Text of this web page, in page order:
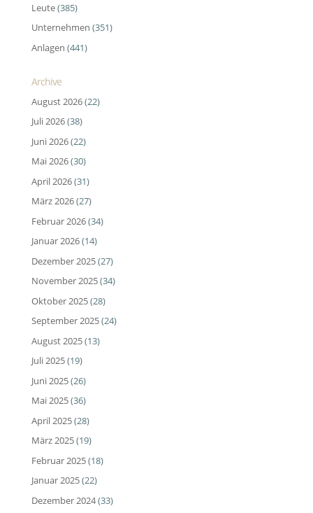
Leute(385)
Unternehmen (351)
Anlagen (441)
Archive
August 2026(22)
Juli 2026(38)
Juni 2026(22)
Mai 2026(30)
April 2026(31)
März 2026(27)
Februar 2026(34)
Januar 2026(14)
Dezember 2025(27)
November 2025(34)
Oktober 2025(28)
September 2025(24)
August 2025(13)
Juli 2025(19)
Juni 2025(26)
Mai 2025(36)
April 2025(28)
März 2025(19)
Februar 2025(18)
Januar 2025(22)
Dezember 2024(33)